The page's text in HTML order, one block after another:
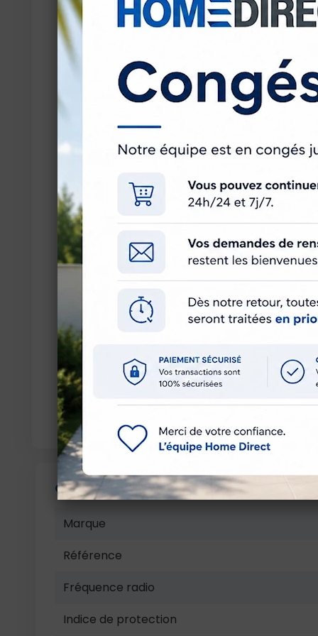
La Situo Variation io Pure est une
équipements io. Grâce à sa molette de
Brise-soleil orientables io
Stores vénitiens motorisés io
Pergolas à lames orientables io
Éclairages compatibles io avec variation
✨ Avantages :
Boutons intuitifs : montée / stop /
Finition Pure élégante et moderne
Support mural fourni avec adhésif
Simple à utiliser, même pour un
📦 Contenu de l’emballage :
🔧 Caractéristiques techniques :
Batterie :CR2430 (1x3V)incluse
Température d'utilisation : 0°C à +60°C
Normes : NF – CE
Caractéristiques techniques
Marque
Référence
Fréquence radio
Indice de protection